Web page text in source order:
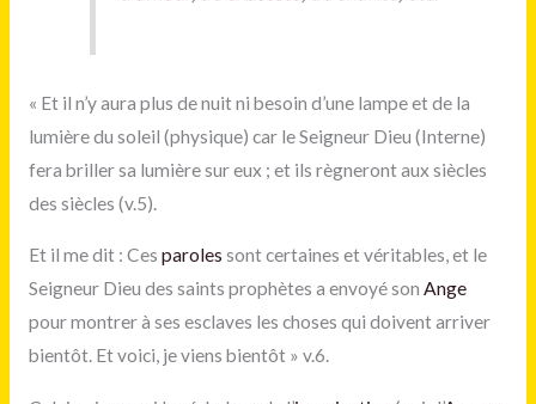
« Et il n’y aura plus de nuit ni besoin d’une lampe et de la
lumière du soleil (physique) car le Seigneur Dieu (Interne)
fera briller sa lumière sur eux ; et ils règneront aux siècles
des siècles (v.5).
Et il me dit : Ces paroles sont certaines et véritables, et le
Seigneur Dieu des saints prophètes a envoyé son Ange
pour montrer à ses esclaves les choses qui doivent arriver
bientôt. Et voici, je viens bientôt » v.6.